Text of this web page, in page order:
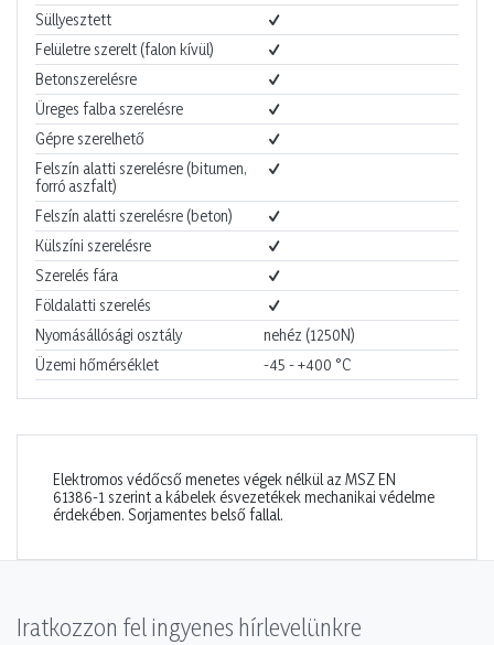
Süllyesztett
Felületre szerelt (falon kívül)
Betonszerelésre
Üreges falba szerelésre
Gépre szerelhető
Felszín alatti szerelésre (bitumen,
forró aszfalt)
Felszín alatti szerelésre (beton)
Külszíni szerelésre
Szerelés fára
Földalatti szerelés
Nyomásállósági osztály
nehéz (1250N)
Üzemi hőmérséklet
-45 - +400 °C
Elektromos védőcső menetes végek nélkül az MSZ EN
61386-1 szerint a kábelek ésvezetékek mechanikai védelme
érdekében. Sorjamentes belső fallal.
Iratkozzon fel ingyenes hírlevelünkre